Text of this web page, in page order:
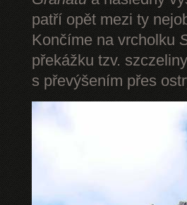
patří opět mezi ty
Končíme na vrcholku
překážku tzv.
s převýšením přes